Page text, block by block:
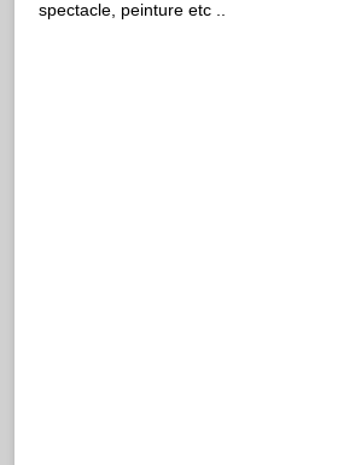
spectacle, peinture etc ..